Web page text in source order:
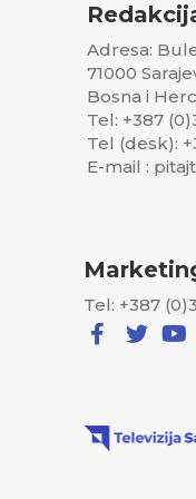
Gazi Husrev-begova
ustanova u Bosni i
Također, jedna je od
Islamske zajednice na
Adresa:
71000
Bosna i
Tel: +387
Tel (desk):
E-mail :
Tel: +387